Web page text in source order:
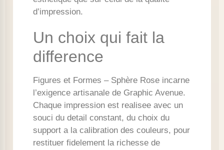
d’impression.
Un choix qui fait la
difference
Figures et Formes – Sphère Rose incarne
l’exigence artisanale de Graphic Avenue.
Chaque impression est realisee avec un
souci du detail constant, du choix du
support a la calibration des couleurs, pour
restituer fidelement la richesse de